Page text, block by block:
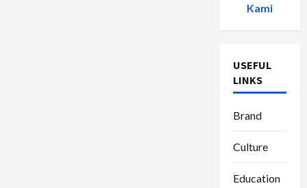
Kami
USEFUL
LINKS
Brand
Culture
Education